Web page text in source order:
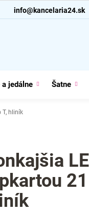
info@kancelaria24.sk
a jedálne Šatne
T, hliník